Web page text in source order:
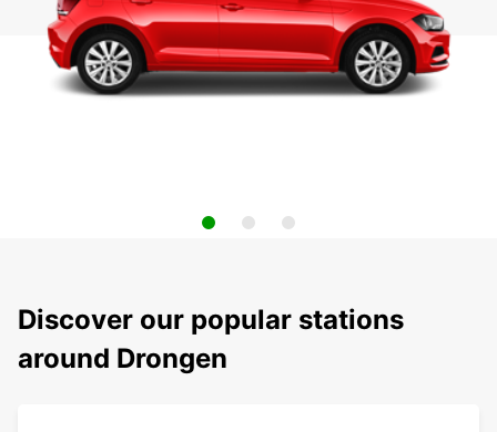
Discover our popular stations
around Drongen